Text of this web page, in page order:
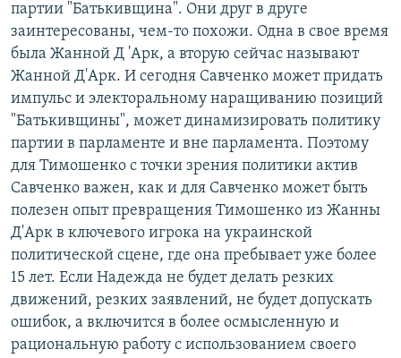
партии "Батькивщина". Они друг в друге
заинтересованы, чем-то похожи. Одна в свое время
была Жанной Д 'Арк, а вторую сейчас называют
Жанной Д'Арк. И сегодня Савченко может придать
импульс и электоральному наращиванию позиций
"Батькивщины", может динамизировать политику
партии в парламенте и вне парламента. Поэтому
для Тимошенко с точки зрения политики актив
Савченко важен, как и для Савченко может быть
полезен опыт превращения Тимошенко из Жанны
Д'Арк в ключевого игрока на украинской
политической сцене, где она пребывает уже более
15 лет. Если Надежда не будет делать резких
движений, резких заявлений, не будет допускать
ошибок, а включится в более осмысленную и
рациональную работу с использованием своего